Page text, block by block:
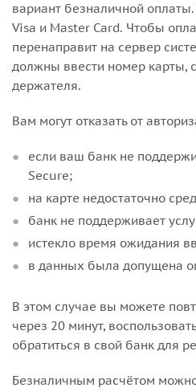
вариант безналичной
Visa и Master Card. Чтобы
перенаправит на сервер
должны ввести номер карты,
держателя.
Вам могут отказать от
если ваш банк не
Secure;
на карте недостаточно
банк не поддерживает
истекло время ожидания
в данных была допущена
В этом случае вы можете
через 20 минут,
обратиться в свой банк для
Безналичным расчётом